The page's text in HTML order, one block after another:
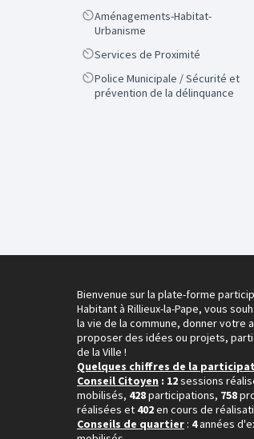
Scope
Aménagements-Habitat-
Urbanisme
ScopeServices de Proximité
Scope
Police Municipale / Sécurité et
prévention de la délinquance
Bienvenue sur la plate-forme
Habitant à Rillieux-la-Pape, vous
la vie de la commune, donner votre
proposer des idées ou projets,
de la Ville !
Quelques chiffres de la
Conseil Citoyen : 12sessions
mobilisés, 428participations, 758
réalisées et 402en cours de
Conseils de quartier : 4années